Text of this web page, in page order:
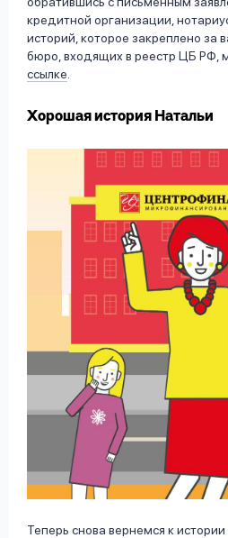
кредитной организации,
историй, которое закреплено за
бюро, входящих в реестр ЦБ РФ,
ссылке.
Хорошая история Натальи
Теперь снова вернемся к